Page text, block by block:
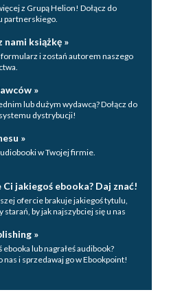
z Grupą Helion! Dołącz do
partnerskiego.
nami książkę »
formularz i zostań autorem naszego
»
lub dużym wydawcą? Dołącz do
dystrybucji!
»
w Twojej firmie.
Ci jakiegoś ebooka? Daj znać!
ofercie brakuje jakiegoś tytulu,
starań, by jak najszybciej się u nas
»
ebooka lub nagrałeś audibook?
nas i sprzedawaj go w Ebookpoint!